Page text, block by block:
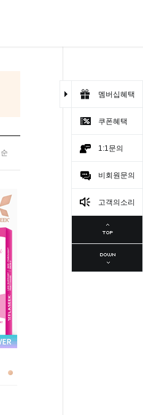
멤버십혜택
쿠폰혜택
1:1문의
비회원문의
고객의소리